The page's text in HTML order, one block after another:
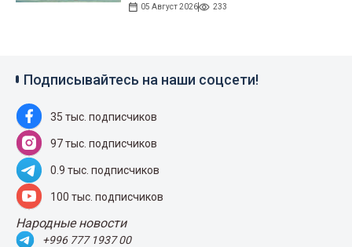
05 Август 2026 233
Подписывайтесь на наши соцсети!
35 тыс. подписчиков
97 тыс. подписчиков
0.9 тыс. подписчиков
100 тыс. подписчиков
Народные новости
+996 777 1937 00